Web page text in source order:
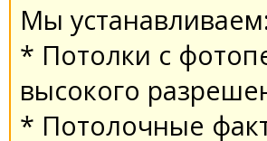
Мы устaнaвливaем:
* Потолки с
высокого
* Потолочные